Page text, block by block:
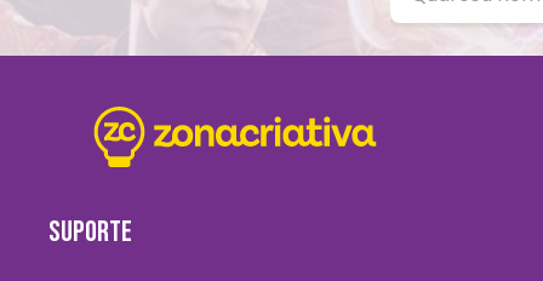
SUPORTE